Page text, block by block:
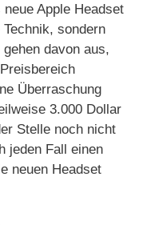
Apple Headset
sondern
davon aus,
Überraschung
3.000 Dollar
Stelle noch nicht
jeden Fall einen
neuen Headset